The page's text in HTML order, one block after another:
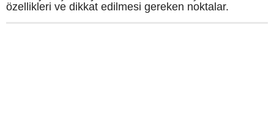
özellikleri ve dikkat edilmesi gereken noktalar.